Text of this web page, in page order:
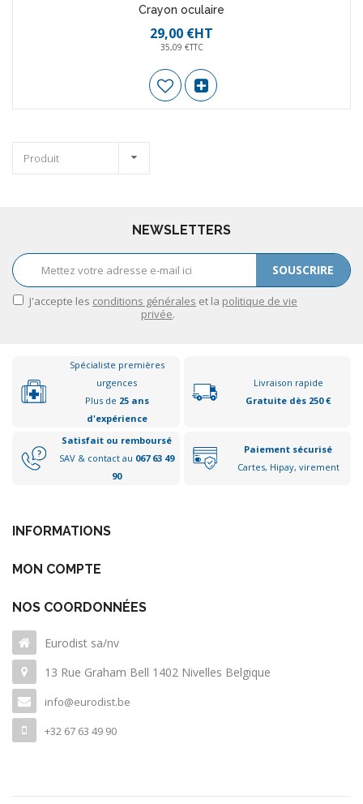
Crayon oculaire
29,00 €HT
35,09 €TTC
Produit
NEWSLETTERS
SOUSCRIRE
J'accepte les conditions générales et la politique de vie
privée.
Spécialiste premières
urgences
Plus de 25 ans
d'expérience
Livraison rapide
Gratuite dès 250 €
Satisfait ou remboursé
SAV & contact au 067 63 49
90
Paiement sécurisé
Cartes, Hipay, virement
INFORMATIONS
MON COMPTE
NOS COORDONNÉES
Eurodist sa/nv
13 Rue Graham Bell 1402 Nivelles Belgique
info@eurodist.be
+32 67 63 49 90